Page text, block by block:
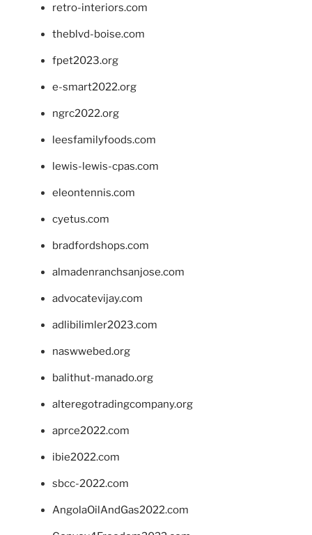
retro-interiors.com
theblvd-boise.com
fpet2023.org
e-smart2022.org
ngrc2022.org
leesfamilyfoods.com
lewis-lewis-cpas.com
eleontennis.com
cyetus.com
bradfordshops.com
almadenranchsanjose.com
advocatevijay.com
adlibilimler2023.com
naswwebed.org
balithut-manado.org
alteregotradingcompany.org
aprce2022.com
ibie2022.com
sbcc-2022.com
AngolaOilAndGas2022.com